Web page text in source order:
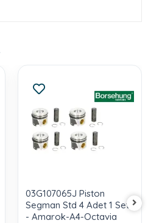
03G107065J Piston
Segman Std 4 Adet 1 Set
- Amarok-A4-Octavia